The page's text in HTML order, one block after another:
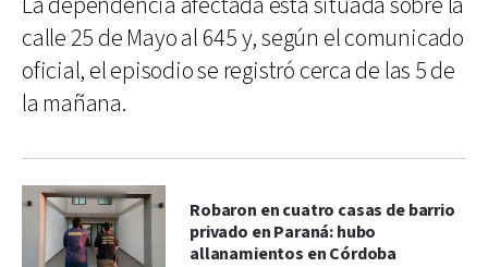
calle 25 de Mayo al 645 y, según el comunicado
oficial, el episodio se registró cerca de las 5 de
la mañana.
Robaron en cuatro casas de barrio
privado en Paraná: hubo
allanamientos en Córdoba